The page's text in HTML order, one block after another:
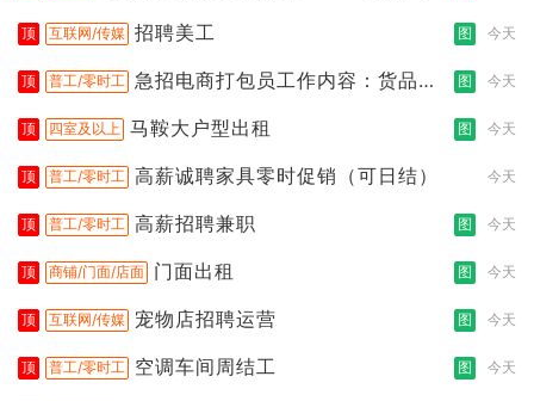
顶 互联网/传媒 招聘美工 图 今天
顶 普工/零时工 急招电商打包员工作内容：货品分
图 今天
顶 四室及以上 马鞍大户型出租 图 今天
顶 普工/零时工 高薪诚聘家具零时促销（可日结） 今天
顶 普工/零时工 高薪招聘兼职 图 今天
顶 商铺/门面/店面 门面出租 图 今天
顶 互联网/传媒 宠物店招聘运营 图 今天
顶 普工/零时工 空调车间周结工 图 今天